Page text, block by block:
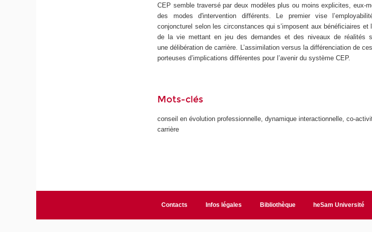
CEP semble traversé par deux modèles plus ou moins explicites, eux-
des modes d'intervention différents. Le premier vise
conjoncturel selon les circonstances qui s’imposent aux bénéficiaires
de la vie mettant en jeu des demandes et des niveaux de réalités
unedélibération de carrière. L’assimilation versus la différenciation de
porteuses d’implications différentes pour l’avenir du système CEP.
Mots-clés
conseil en évolution professionnelle, dynamique interactionnelle, co-
carrière
Contacts Infos légales Bibliothèque heSam Université